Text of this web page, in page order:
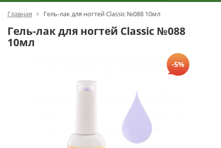
Одноразовая
Пилки
Главная Гель-лак для ногтей Classic №088 10мл
Гель-лак для ногтей Classic №088
10мл
-5%